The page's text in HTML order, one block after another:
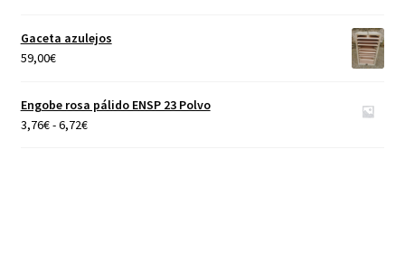
precios:
desde
40,00€
Gaceta azulejos
59,00€
Engobe rosa pálido ENSP 23 Polvo
3,76€-6,72€Rango